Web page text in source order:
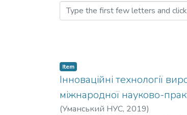
Item
Інноваційні технології
міжнародної науково-
(Уманський НУС, 2019)